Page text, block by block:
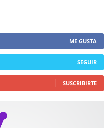
ME GUSTA
SEGUIR
SUSCRIBIRTE